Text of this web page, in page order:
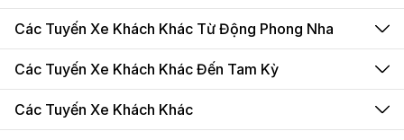
Các Tuyến Xe Khách Khác Từ Động Phong Nha
Các Tuyến Xe Khách Khác Đến Tam Kỳ
Các Tuyến Xe Khách Khác